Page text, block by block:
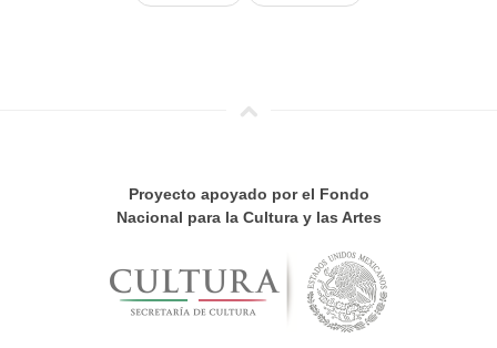
Proyecto apoyado por el Fondo
Nacional para la Cultura y las Artes